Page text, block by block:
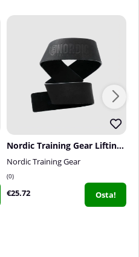
Nordic Training Gear Lifting Straps Leather
Nordic Training Gear
0
€25.72 Osta!